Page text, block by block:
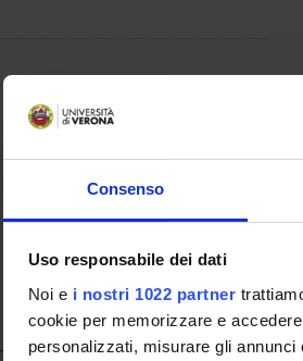
Consenso
Uso responsabile dei dati
Noi e i nostri 1022 partner
cookie per memorizzare e
personalizzati, misurare gli